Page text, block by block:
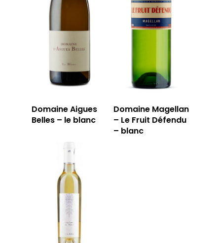
Domaine Aigues
Belles – le blanc
Domaine Magellan
– Le Fruit Défendu
– blanc
APERÇU DE NOTRE
LA TOURNÉE DU
LA TABLE
LA CARTE DU
JOUR